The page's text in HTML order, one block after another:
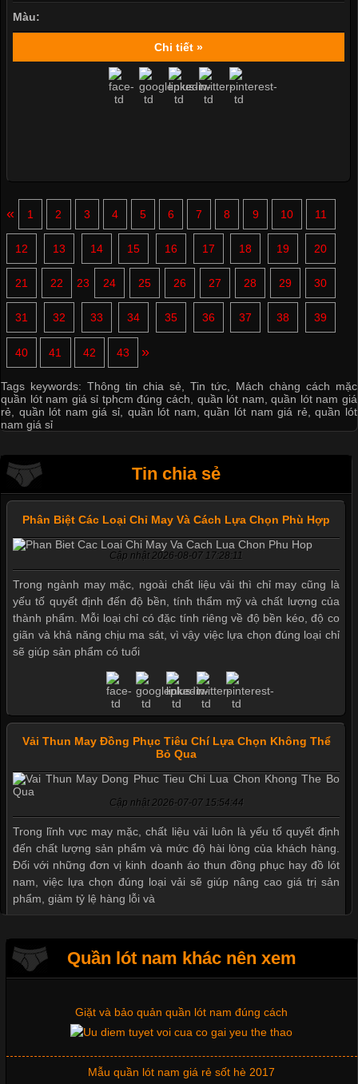
Màu:
Chi tiết »
« 1 2 3 4 5 6 7 8 9 10 11
12 13 14 15 16 17 18 19 20
21 22 23 24 25 26 27 28 29 30
31 32 33 34 35 36 37 38 39
40 41 42 43 »
Tags keywords: Thông tin chia sẻ Tin tức
Mách chàng cách mặc
quần lót nam giá sỉ tphcm đúng cách
quần lót nam ,quần lót nam giá
rẻ
quần lót nam giá sỉ quần lót nam ,quần lót nam giá rẻ ,quần lót
nam giá sỉ
Tin chia sẻ
Phân Biệt Các Loại Chỉ May Và Cách Lựa Chọn Phù Hợp
Cập nhật 2026-08-07 17:28:11
Trong ngành may mặc, ngoài chất liệu vải thì chỉ may cũng là
yếu tố quyết định đến độ bền, tính thẩm mỹ và chất lượng của
thành phẩm. Mỗi loại chỉ có đặc tính riêng về độ bền kéo, độ co
giãn và khả năng chịu ma sát, vì vậy việc lựa chọn đúng loại chỉ
sẽ giúp sản phẩm có tuổi
Vải Thun May Đồng Phục Tiêu Chí Lựa Chọn Không Thể
Bỏ Qua
Cập nhật 2026-07-07 15:54:44
Trong lĩnh vực may mặc, chất liệu vải luôn là yếu tố quyết định
đến chất lượng sản phẩm và mức độ hài lòng của khách hàng.
Đối với những đơn vị kinh doanh áo thun đồng phục hay đồ lót
nam, việc lựa chọn đúng loại vải sẽ giúp nâng cao giá trị sản
phẩm, giảm tỷ lệ hàng lỗi và
Áo thun là một trong những trang phục phổ biến nhất hiện nay
Quần lót nam khác nên xem
Mẫu quần short quần lót nam nữ hè thu 2017
Thị hiều quần lót nam bơi lội nam và nữ 2017
Xu hướng thời trang trẻ và quần lót nam giá sỉ
Giặt và bảo quản quần lót nam đúng cách
Mẫu quần lót nam giá rẻ sốt hè 2017